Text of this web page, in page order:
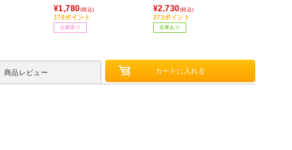
¥1,780(税込)
178ポイント
在庫限り
¥2,730(税込)
273ポイント
在庫あり
商品レビュー